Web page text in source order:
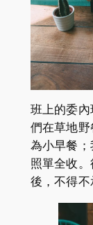
班上的委
們在草地
為小早餐；
照單全收
後，不得不